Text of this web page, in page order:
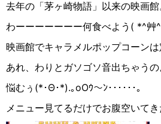
去年の「茅ヶ崎物語」以来の映画館
わーーーーーーー何食べよう( *^艸
映画館でキャラメルポップコーンは
あれ、わりとガソゴソ音出ちゃう
悩むぅ(*･Θ･*).｡oOｳ～ﾝ･･････｡
メニュー見てるだけでお腹空いて